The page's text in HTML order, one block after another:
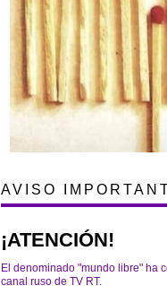
AVISO
¡ATENCIÓN!
El denominado "mundo libre" ha
canal ruso de TV RT.